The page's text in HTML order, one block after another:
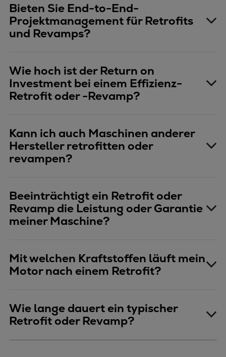
Bieten Sie End-to-End-
Projektmanagement für Retrofits
und Revamps?
Wie hoch ist der Return on
Investment bei einem Effizienz-
Retrofit oder -Revamp?
Kann ich auch Maschinen anderer
Hersteller retrofitten oder
revampen?
Beeinträchtigt ein Retrofit oder
Revamp die Leistung oder Garantie
meiner Maschine?
Mit welchen Kraftstoffen läuft mein
Motor nach einem Retrofit?
Wie lange dauert ein typischer
Retrofit oder Revamp?